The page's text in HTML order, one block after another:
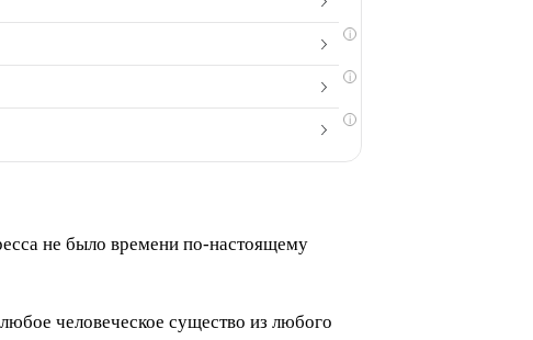
i
i
i
не было времени по-настоящему
человеческое существо из любого